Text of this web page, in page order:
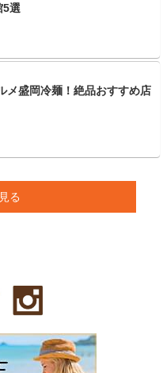
5選
メ盛岡冷麺！絶品おすすめ店
る